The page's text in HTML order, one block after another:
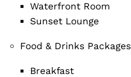
Waterfront Room
Sunset Lounge
Food & Drinks Packages
Breakfast